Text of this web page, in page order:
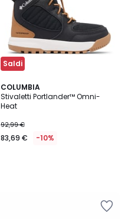
Saldi
COLUMBIA
Stivaletti Portlander™ Omni-
Heat
92,99 €
83,69 € -10%